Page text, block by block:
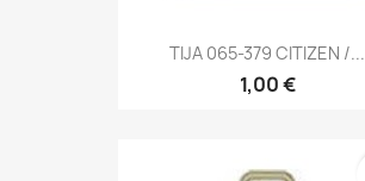
TIJA 065-379 CITIZEN /...
1,00 €